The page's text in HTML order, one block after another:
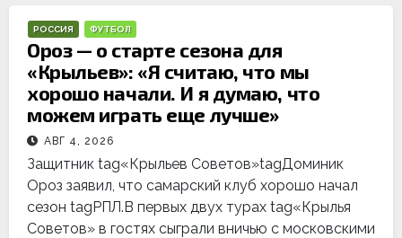
РОССИЯ ФУТБОЛ
Ороз — о старте сезона для
«Крыльев»: «Я считаю, что мы
хорошо начали. И я думаю, что
можем играть еще лучше»
АВГ 4, 2026
Защитник tag«Крыльев Советов»tagДоминик
Ороз заявил, что самарский клуб хорошо начал
сезон tagРПЛ.В первых двух турах tag«Крылья
Советов» в гостях сыграли вничью с московскими